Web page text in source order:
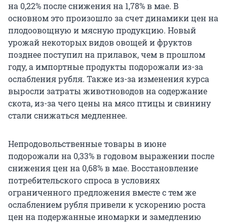
на 0,22% после снижения на 1,78% в мае. В
основном это произошло за счет динамики цен на
плодоовощную и мясную продукцию. Новый
урожай некоторых видов овощей и фруктов
позднее поступил на прилавок, чем в прошлом
году, а импортные продукты подорожали из-за
ослабления рубля. Также из-за изменения курса
выросли затраты животноводов на содержание
скота, из-за чего цены на мясо птицы и свинину
стали снижаться медленнее.
Непродовольственные товары в июне
подорожали на 0,33% в годовом выражении после
снижения цен на 0,68% в мае. Восстановление
потребительского спроса в условиях
ограниченного предложения вместе с тем же
ослаблением рубля привели к ускорению роста
цен на подержанные иномарки и замедлению